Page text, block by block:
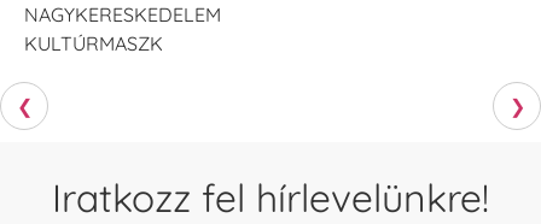
NAGYKERESKEDELEM
KULTÚRMASZK
❮ ❯
Iratkozz fel hírlevelünkre!